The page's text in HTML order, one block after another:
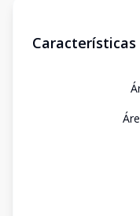
Características